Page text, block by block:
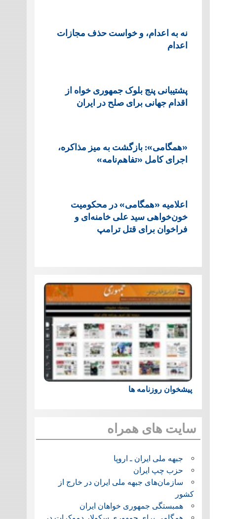
نه به اعدام، و خواست حذف مجازات
اعدام
پشتيبانی پنج بلوک جمهوری خواه از
اقدام جهانی برای صلح در ایران
«همگامی»: بازگشت به میز مذاکره،
اجرای کامل «تفاهم‌نامه»
اعلامیه «همگامی» در محکومیت
خون‌خواهی سید علی خامنه‌ای و
فراخوان برای قتل ترامپ
پیشخوان روزنامه ها
سایت های همراه
جبهه ملی ایران ـ اروپا
حزب چپ ایران
سازمان‌های جبهه ملی ایران در خارج از
کشور
همبستگی جمهوری خواهان ایران